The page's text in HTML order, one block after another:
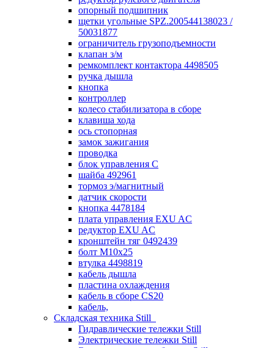
опорный подшипник
щетки угольные SPZ.200544138023 /
50031877
ограничитель грузоподъемности
клапан з/м
ремкомплект контактора 4498505
ручка дышла
кнопка
контроллер
колесо стабилизатора в сборе
клавиша хода
ось стопорная
замок зажигания
проводка
блок управления С
шайба 492961
тормоз э/магнитный
датчик скорости
кнопка 4478184
плата управления EXU AC
редуктор EXU AC
кронштейн тяг 0492439
болт М10х25
втулка 4498819
кабель дышла
пластина охлаждения
кабель в сборе CS20
кабель,
Складская техника Still
Гидравлические тележки Still
Электрические тележки Still